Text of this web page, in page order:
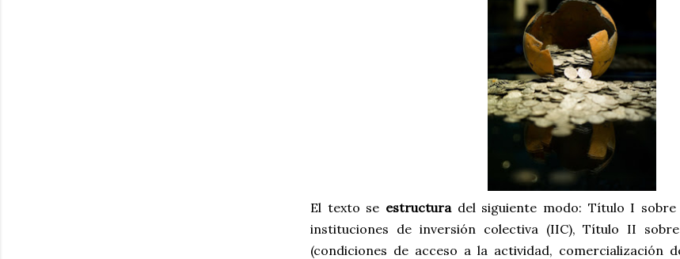
El texto se estructuradel siguiente modo: Título I
instituciones de inversión colectiva (IIC), Título II sobre
(condiciones de acceso a la actividad, comercialización